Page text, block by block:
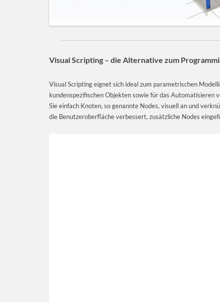
Visual Scripting – die Alternative zum
Visual Scripting eignet sich ideal zum parametrischen
kundenspezifischen Objekten sowie für das Automatisieren
Sie einfach Knoten, so genannte Nodes, visuell an und
die Benutzeroberfläche verbessert, zusätzliche Nodes